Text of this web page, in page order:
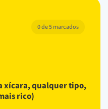
0 de 5 marcados
xícara, qualquer tipo,
rico)